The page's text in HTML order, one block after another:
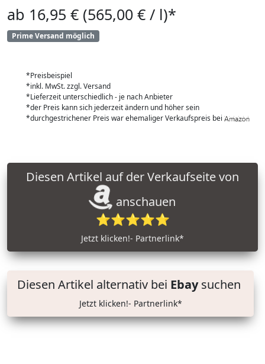
ab 16,95 € (565,00 € / l)*
Prime Versand möglich
*Preisbeispiel
*inkl. MwSt. zzgl. Versand
*Lieferzeit unterschiedlich - je nach Anbieter
*der Preis kann sich jederzeit ändern und höher sein
*durchgestrichener Preis war ehemaliger Verkaufspreis bei
anschauen
⭐⭐⭐⭐⭐
Jetzt klicken!- Partnerlink*
Diesen Artikel alternativ bei Ebaysuchen
Jetzt klicken!- Partnerlink*